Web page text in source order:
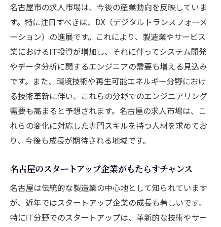
名古屋市の求人市場は、今後の産業動向を反映していま
す。特に注目すべきは、DX（デジタルトランスフォーメ
ーション）の進展です。これにより、製造業やサービス
業におけるIT投資が増加し、それに伴ってシステム開発
やデータ分析に関するエンジニアの需要も増える見込み
です。また、環境技術や再生可能エネルギー分野におけ
る技術革新に伴い、これらの分野でのエンジニアリング
需要も高まると予想されます。名古屋の求人市場は、こ
れらの変化に対応した専門スキルを持つ人材を求めてお
り、今後も成長が期待される地域です。
名古屋のスタートアップ企業がもたらすチャンス
名古屋は伝統的な製造業の中心地として知られています
が、近年ではスタートアップ企業の成長も著しいです。
特にIT分野でのスタートアップは、革新的な技術やサー